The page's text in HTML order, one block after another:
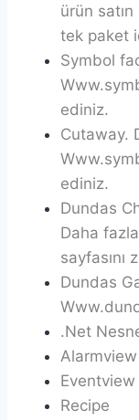
ürün
tek paket
Symbol
ediniz.
Cutaway.
ediniz.
Dundas
Daha
sayfasını
Dundas
.Net
Alarmview
Eventview
Recipe